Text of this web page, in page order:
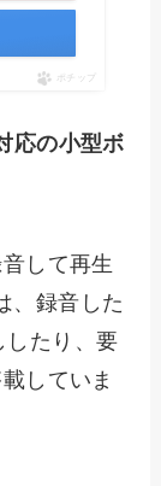
ポチップ
応の小型ボ
して再生
、録音した
したり、要
していま